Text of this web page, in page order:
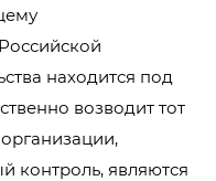
находится под
возводит тот
контроль, являются